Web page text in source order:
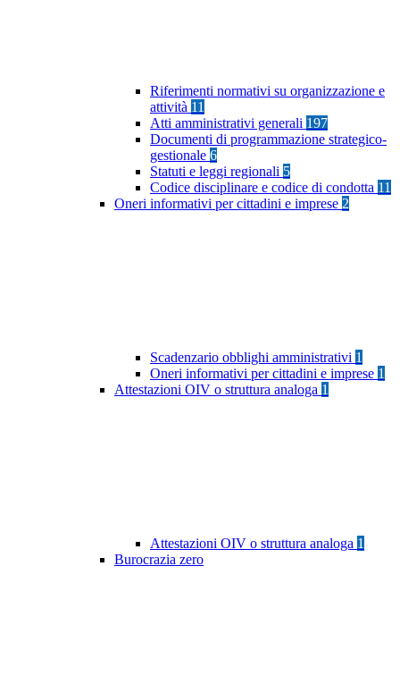
Riferimenti normativi su organizzazione e
attività 11
Atti amministrativi generali 197
Documenti di programmazione strategico-
gestionale 6
Statuti e leggi regionali 5
Codice disciplinare e codice di condotta 11
Oneri informativi per cittadini e imprese 2
Scadenzario obblighi amministrativi 1
Oneri informativi per cittadini e imprese 1
Attestazioni OIV o struttura analoga 1
Attestazioni OIV o struttura analoga 1
Burocrazia zero